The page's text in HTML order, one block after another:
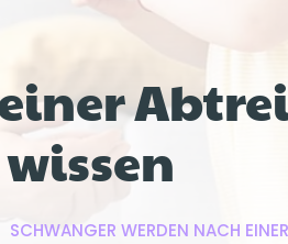
wissen
SCHWANGER WERDEN NACH